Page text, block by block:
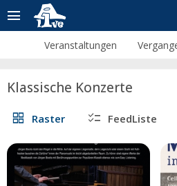
menu
Veranstaltungen
Klassische Konzerte
grid_view Raster checklist FeedListe